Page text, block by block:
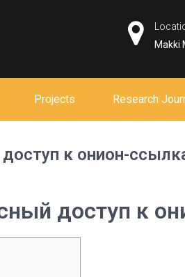
Makki
Projects Research
к онион-
доступ к